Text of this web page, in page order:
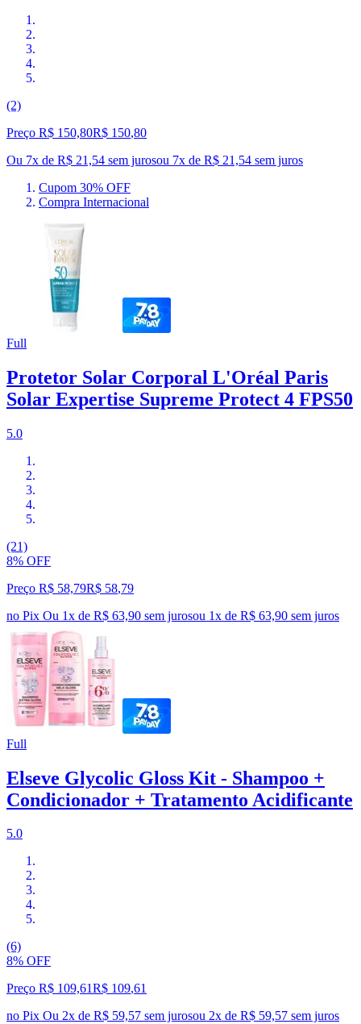
(2)
Preço R$ 150,80R$ 150,80
Ou 7x de R$ 21,54 sem jurosou 7x de R$ 21,54 sem juros
Cupom 30% OFF
Compra Internacional
Full
Protetor Solar Corporal L'Oréal Paris
Solar Expertise Supreme Protect 4 FPS50
5.0
(21)
8% OFF
Preço R$ 58,79R$ 58,79
no Pix Ou 1x de R$ 63,90 sem jurosou 1x de R$ 63,90 sem juros
Full
Elseve Glycolic Gloss Kit - Shampoo +
Condicionador + Tratamento Acidificante
5.0
(6)
8% OFF
Preço R$ 109,61R$ 109,61
no Pix Ou 2x de R$ 59,57 sem jurosou 2x de R$ 59,57 sem juros